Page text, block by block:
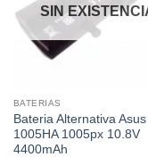
SIN
BATERIAS
Bateria Alternativa
1005HA 1005px 10.8V
4400mAh